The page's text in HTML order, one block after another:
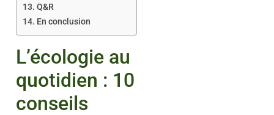
Q&R
En conclusion
L’écologie au
quotidien : 10
conseils